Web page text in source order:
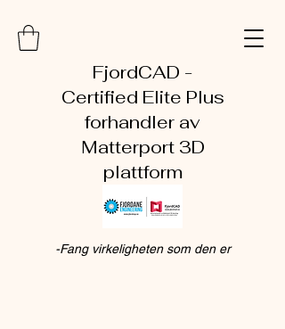
FjordCAD -
Certified Elite Plus
forhandler av
Matterport 3D
plattform
-Fang virkeligheten som den er